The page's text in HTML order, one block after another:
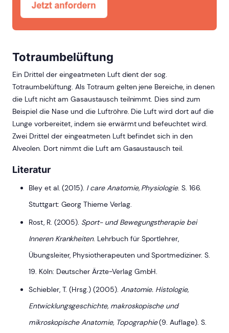
Totraumbelüftung
Ein Drittel der eingeatmeten Luft dient der sog.
Totraumbelüftung. Als Totraum gelten jene Bereiche, in denen
die Luft nicht am Gasaustausch teilnimmt. Dies sind zum
Beispiel die Nase und die Luftröhre. Die Luft wird dort auf die
Lunge vorbereitet, indem sie erwärmt und befeuchtet wird.
Zwei Drittel der eingeatmeten Luft befindet sich in den
Alveolen. Dort nimmt die Luft am Gasaustausch teil.
Literatur
Bley et al. (2015). I care Anatomie, Physiologie. S. 166.
Stuttgart: Georg Thieme Verlag.
Rost, R. (2005). Sport- und Bewegungstherapie bei
Inneren Krankheiten. Lehrbuch für Sportlehrer,
Übungsleiter, Physiotherapeuten und Sportmediziner. S.
19. Köln: Deutscher Ärzte-Verlag GmbH.
Schiebler, T. (Hrsg.) (2005). Anatomie. Histologie,
Entwicklungsgeschichte, makroskopische und
mikroskopische Anatomie, Topographie(9. Auflage). S.